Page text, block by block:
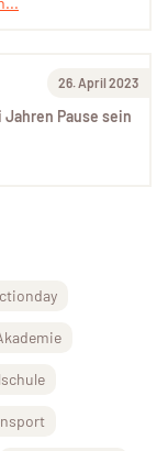
26. April 2023
Pause sein